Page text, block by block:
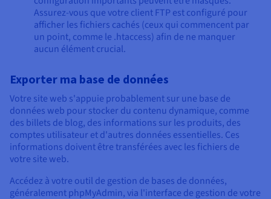
Assurez-vous que votre client FTP est configuré pour
afficher les fichiers cachés (ceux qui commencent par
un point, comme le .htaccess) afin de ne manquer
aucun élément crucial.
Exporter ma base de données
Votre site web s'appuie probablement sur une base de
données web pour stocker du contenu dynamique, comme
des billets de blog, des informations sur les produits, des
comptes utilisateur et d'autres données essentielles. Ces
informations doivent être transférées avec les fichiers de
votre site web.
Accédez à votre outil de gestion de bases de données,
généralement phpMyAdmin, via l'interface de gestion de votre